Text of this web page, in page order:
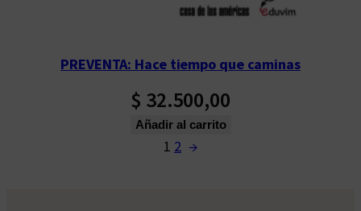
PREVENTA: Hace tiempo que caminas
$ 32.500,00
Añadir al carrito
1 2 →